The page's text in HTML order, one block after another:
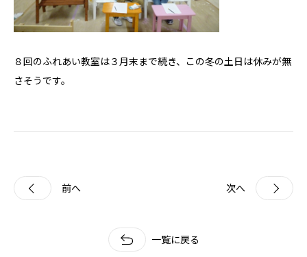
お問い合わせ
プライバシーポリシー
８回のふれあい教室は３月末まで続き、この冬の土日は休みが無
さそうです。
前へ
一覧に戻る
次へ